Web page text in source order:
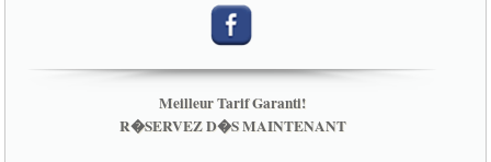
Meilleur Tarif Garanti!